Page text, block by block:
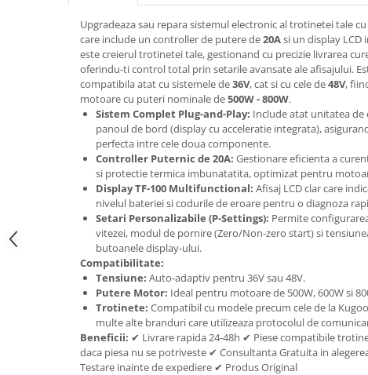
https://www.doctortrotineta.ro/camere-
https://www.doctortrotineta.ro/cauciucuri-
trotinete-electrice
https://www.doctortrotineta.ro/cauciucuri-
cauciucuri-bicicleta
Camere bicicleta
Cauciuc tubeless cu GEL antipană
Trotinete electrice
Biciclete Electrice
Anvelope moto
Cauciucuri bicicleta
Anvelope și Camere Utilaje
Upgradeaza sau repara sistemul electronic al trotinetei tale
care include un controller de putere de20Asi un display LCD
este creierul trotinetei tale, gestionand cu precizie livrarea
oferindu-ti control total prin setarile avansate ale afisajului.
compatibila atat cu sistemele de36V, cat si cu cele de48V,
motoare cu puteri nominale de500W - 800W.
Sistem Complet Plug-and-Play: Include atat unitatea
panoul de bord (display cu acceleratie integrata),
perfecta intre cele doua componente.
Controller Puternic de 20A: Gestionare eficienta a
si protectie termica imbunatatita, optimizat pentru
Display TF-100 Multifunctional: Afisaj LCD clar care
nivelul bateriei si codurile de eroare pentru o diagnoza
Setari Personalizabile (P-Settings): Permite
vitezei, modul de pornire (Zero/Non-zero start) si
butoanele display-ului.
Compatibilitate:
Tensiune: Auto-adaptiv pentru 36V sau 48V.
Putere Motor: Ideal pentru motoare de 500W, 600W si
Trotinete: Compatibil cu modele precum cele de la
multe alte branduri care utilizeaza protocolul de
Beneficii: ✔ Livrare rapida 24-48h ✔ Piese compatibile
daca piesa nu se potriveste ✔ Consultanta Gratuita in
Testare inainte de expediere ✔ Produs Original